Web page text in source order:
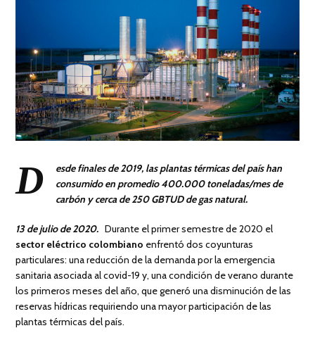
D
esde finales de 2019, las plantas térmicas del país han
consumido en promedio 400.000 toneladas/mes de
carbón y cerca de 250 GBTUD de gas natural.
13 de julio de 2020. Durante el primer semestre de 2020 el
sector eléctrico colombiano enfrentó dos coyunturas
particulares: una reducción de la demanda por la emergencia
sanitaria asociada al covid-19 y, una condición de verano durante
los primeros meses del año, que generó una disminución de las
reservas hídricas requiriendo una mayor participación de las
plantas térmicas del país.